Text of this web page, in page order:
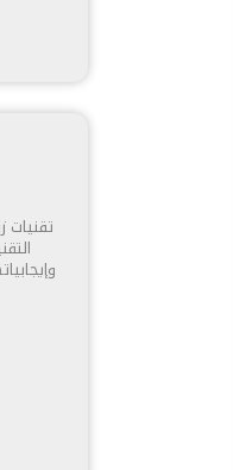
تقنيات